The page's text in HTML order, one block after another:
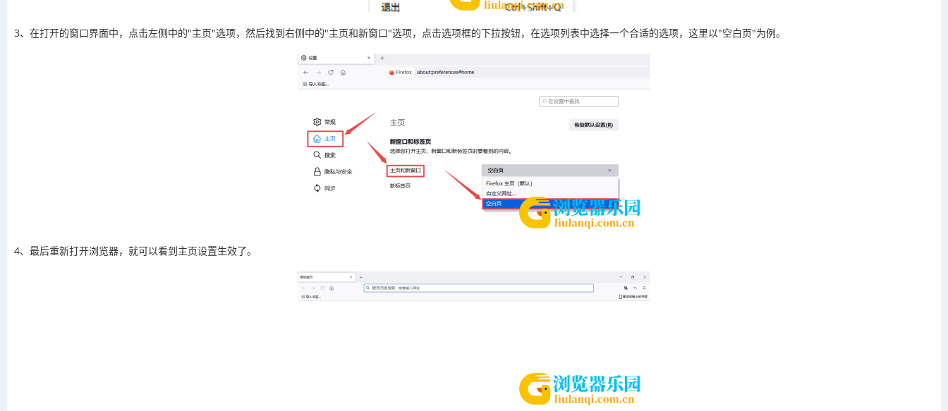
3、在打开的窗口界面中，点击左侧中的"主页"选项，然后找到右侧中的"主页和新窗口"选项，点击选项框的下拉按钮，在选项列表中选择一个合适的选项，这里以"空白页"为例。
4、最后重新打开浏览器，就可以看到主页设置生效了。